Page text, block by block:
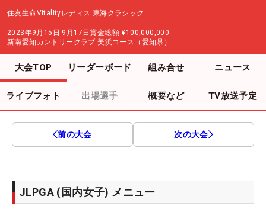
住友生命Vitalityレディス 東海クラシック
2023年9月15日-9月17日賞金総額 ¥100,000,000
新南愛知カントリークラブ 美浜コース（愛知県）
大会TOP リーダーボード 組み合せ ニュース
ライブフォト 出場選手 概要など TV放送予定
前の大会 次の大会
JLPGA (国内女子) メニュー